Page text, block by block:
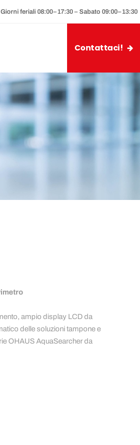
Giorni feriali 08:00–17:30 – Sabato 09:00–13:30
Contattaci!
ampio display LCD da
delle soluzioni tampone e
OHAUS AquaSearcher da